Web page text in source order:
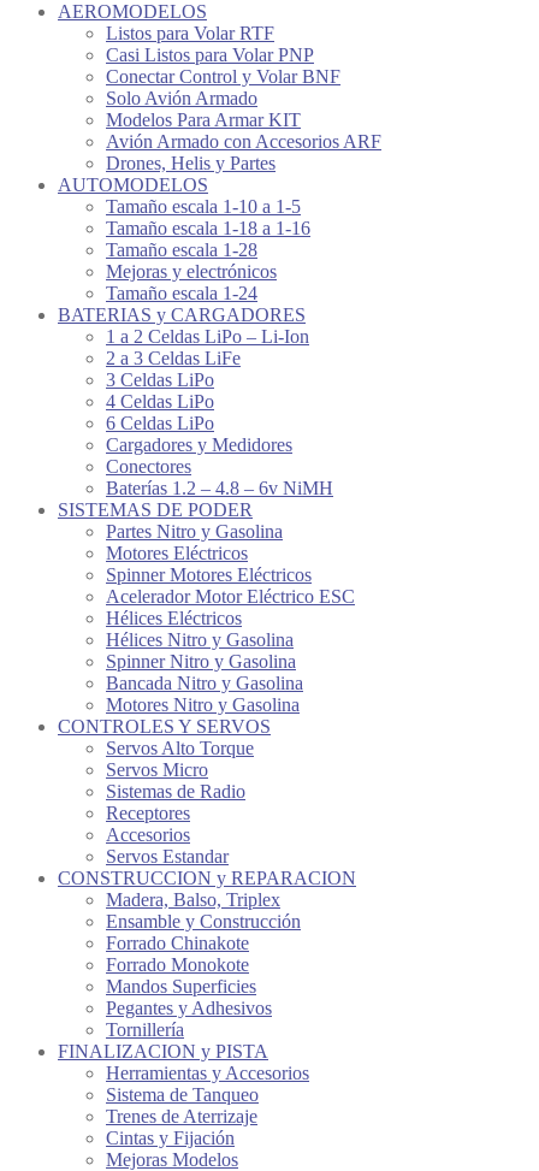
AEROMODELOS
Listos para Volar RTF
Casi Listos para Volar PNP
Conectar Control y Volar BNF
Solo Avión Armado
Modelos Para Armar KIT
Avión Armado con Accesorios ARF
Drones, Helis y Partes
AUTOMODELOS
Tamaño escala 1-10 a 1-5
Tamaño escala 1-18 a 1-16
Tamaño escala 1-28
Mejoras y electrónicos
Tamaño escala 1-24
BATERIAS y CARGADORES
1 a 2 Celdas LiPo – Li-Ion
2 a 3 Celdas LiFe
3 Celdas LiPo
4 Celdas LiPo
6 Celdas LiPo
Cargadores y Medidores
Conectores
Baterías 1.2 – 4.8 – 6v NiMH
SISTEMAS DE PODER
Partes Nitro y Gasolina
Motores Eléctricos
Spinner Motores Eléctricos
Acelerador Motor Eléctrico ESC
Hélices Eléctricos
Hélices Nitro y Gasolina
Spinner Nitro y Gasolina
Bancada Nitro y Gasolina
Motores Nitro y Gasolina
CONTROLES Y SERVOS
Servos Alto Torque
Servos Micro
Sistemas de Radio
Receptores
Accesorios
Servos Estandar
CONSTRUCCION y REPARACION
Madera, Balso, Triplex
Ensamble y Construcción
Forrado Chinakote
Forrado Monokote
Mandos Superficies
Pegantes y Adhesivos
Tornillería
FINALIZACION y PISTA
Herramientas y Accesorios
Sistema de Tanqueo
Trenes de Aterrizaje
Cintas y Fijación
Mejoras Modelos